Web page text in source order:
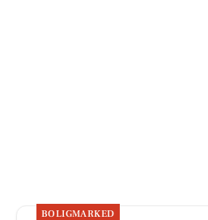
BOLIGMARKED